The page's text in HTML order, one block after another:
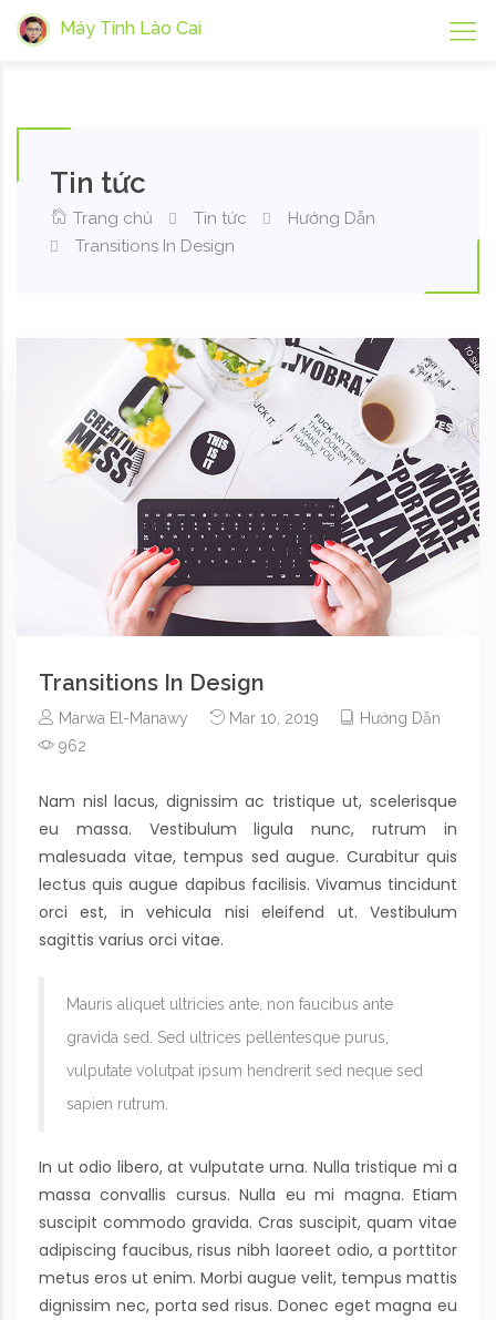
Máy Tính Lào Cai
Tin tức
Trang chủ Tin tức
Hướng Dẫn
Transitions In Design
Transitions In Design
Marwa El-Manawy Mar 10, 2019
Hướng Dẫn
962
Nam nisl lacus, dignissim ac tristique ut, scelerisque
eu massa. Vestibulum ligula nunc, rutrum in
malesuada vitae, tempus sed augue. Curabitur quis
lectus quis augue dapibus facilisis. Vivamus tincidunt
orci est, in vehicula nisi eleifend ut. Vestibulum
sagittis varius orci vitae.
Mauris aliquet ultricies ante, non faucibus ante
gravida sed. Sed ultrices pellentesque purus,
vulputate volutpat ipsum hendrerit sed neque sed
sapien rutrum.
In ut odio libero, at vulputate urna. Nulla tristique mi a
massa convallis cursus. Nulla eu mi magna. Etiam
suscipit commodo gravida. Cras suscipit, quam vitae
adipiscing faucibus, risus nibh laoreet odio, a porttitor
metus eros ut enim. Morbi augue velit, tempus mattis
dignissim nec, porta sed risus. Donec eget magna eu